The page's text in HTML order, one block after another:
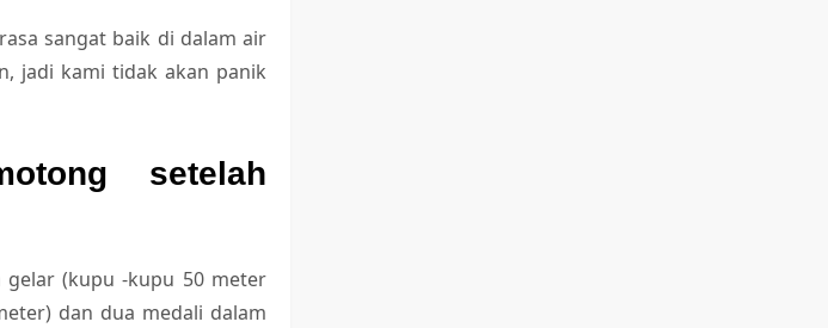
sangat baik di dalam air
jadi kami tidak akan panik
setelah
gelar (kupu -kupu 50 meter
dan dua medali dalam